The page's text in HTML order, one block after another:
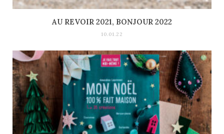
AU REVOIR 2021, BONJOUR 2022
10.01.22